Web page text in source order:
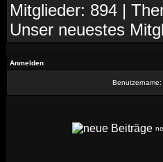
Mitglieder: 894 |
Unser neuestes
Anmelden
Benutzername: